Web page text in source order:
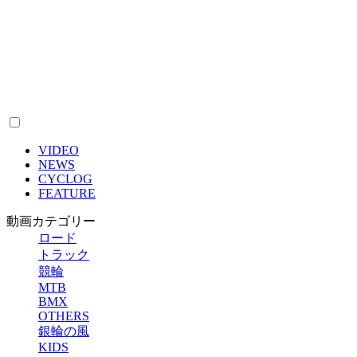
VIDEO
NEWS
CYCLOG
FEATURE
動画カテゴリー
ロード
トラック
競輪
MTB
BMX
OTHERS
銀輪の風
KIDS